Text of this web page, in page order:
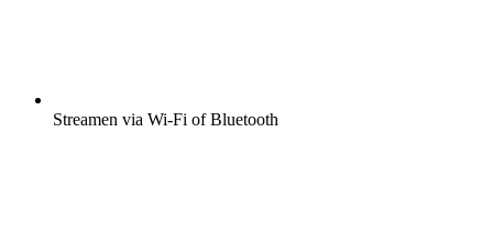
Streamen via Wi-Fi of Bluetooth